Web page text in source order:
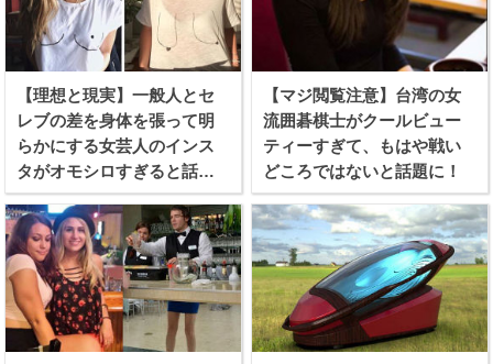
【理想と現実】一般人とセ
レブの差を身体を張って明
らかにする女芸人のインス
タがオモシロすぎると話題
に！
【マジ閲覧注意】台湾の女
流囲碁棋士がクールビュー
ティーすぎて、もはや戦い
どころではないと話題に！